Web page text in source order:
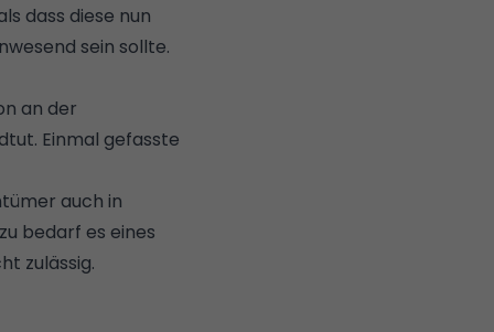
dass diese nun
sein sollte.
an der
Einmal gefasste
auch in
bedarf es eines
zulässig.